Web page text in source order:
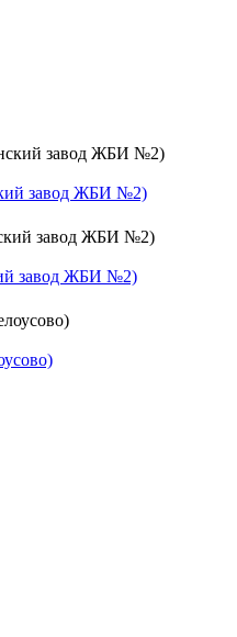
завод ЖБИ №2)
завод ЖБИ №2)